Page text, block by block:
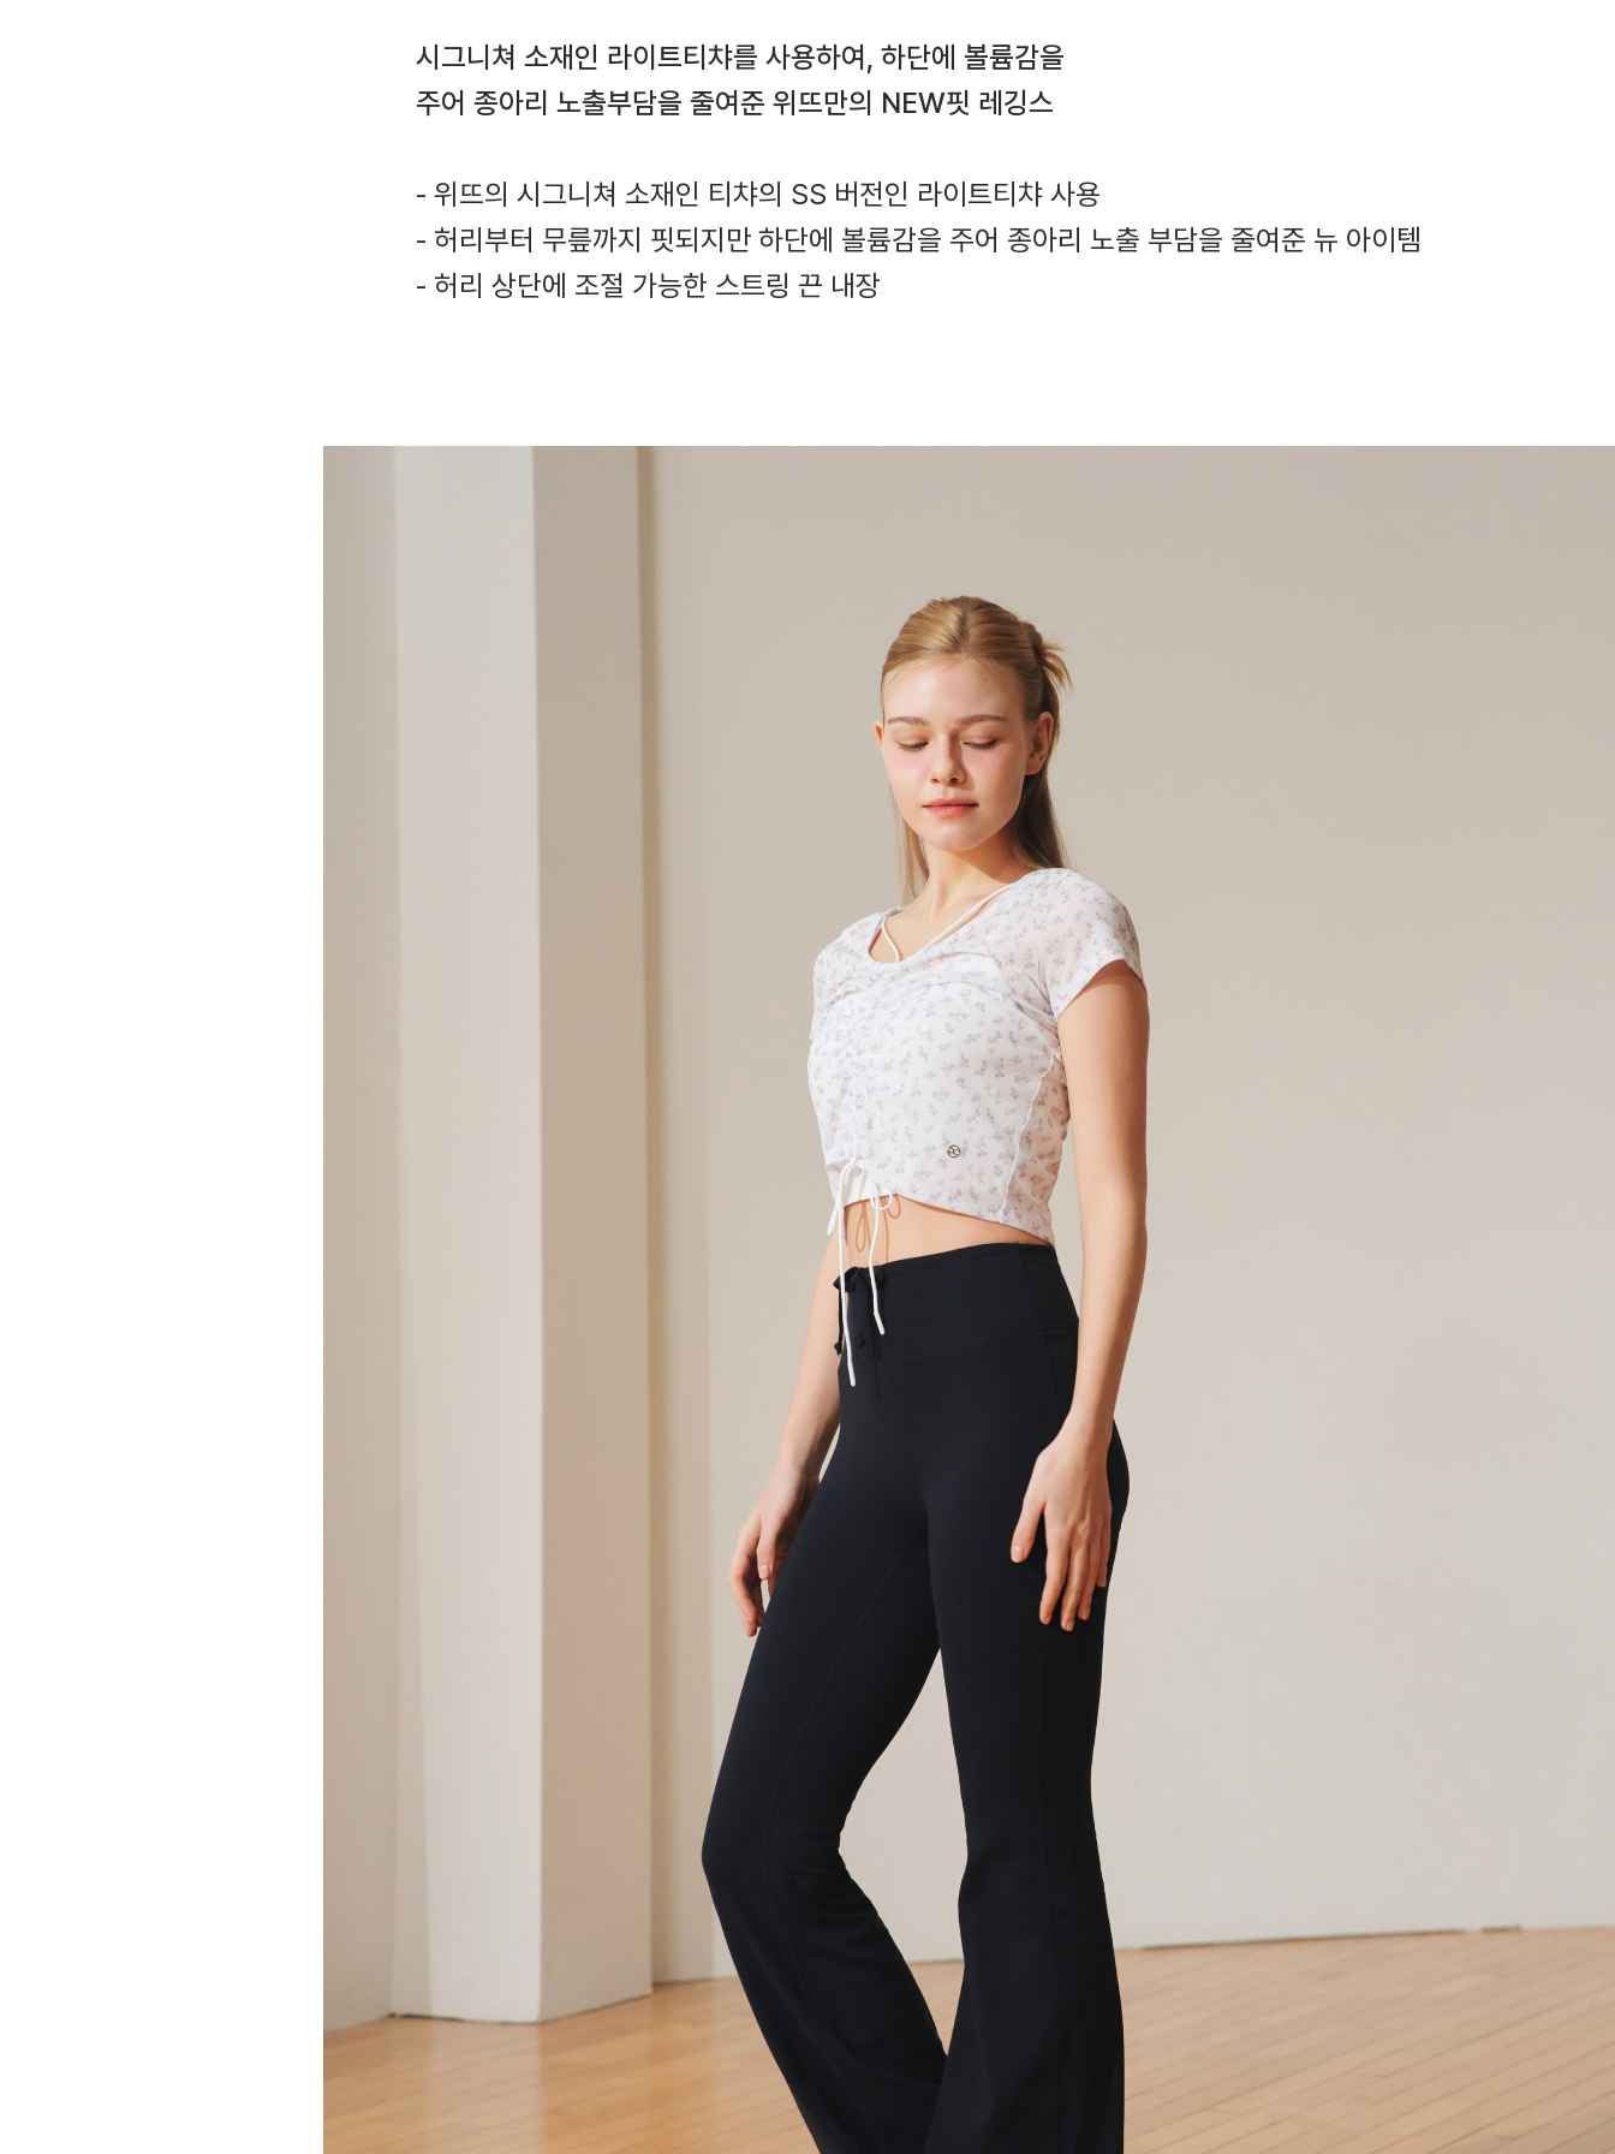
시그니쳐 소재인 라이트티챠를 사용하여, 하단에 볼륨감을
주어 종아리 노출부담을 줄여준 위뜨만의 NEW핏 레깅스
- 위뜨의 시그니쳐 소재인 티챠의 SS 버전인 라이트티챠 사용
- 허리부터 무릎까지 핏되지만 하단에 볼륨감을 주어 종아리 노출 부담을 줄여준 뉴 아이템
- 허리 상단에 조절 가능한 스트링 끈 내장